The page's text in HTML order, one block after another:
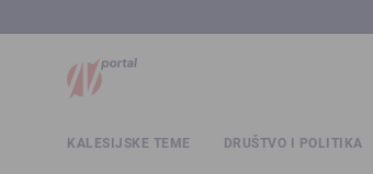
KALESIJSKE TEME DRUŠTVO I POLITIKA